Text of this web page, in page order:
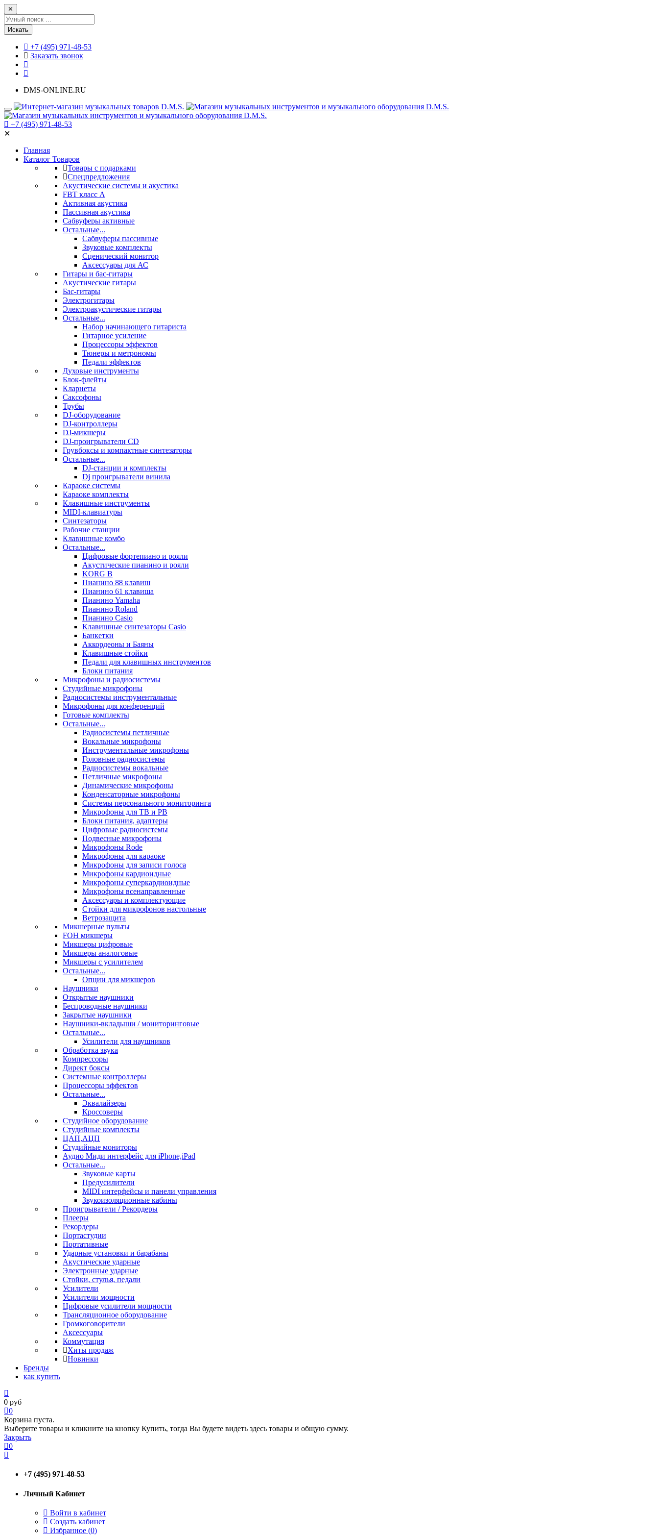
✕
Искать
+7 (495) 971-48-53
Заказать звонок
DMS-ONLINE.RU
+7 (495) 971-48-53
✕
Главная
Каталог Товаров
Товары с подарками
Спецпредложения
Акустические системы и акустика
FBT класс А
Активная акустика
Пассивная акустика
Сабвуферы активные
Остальные...
Сабвуферы пассивные
Звуковые комплекты
Сценический монитор
Аксессуары для АС
Гитары и бас-гитары
Акустические гитары
Бас-гитары
Электрогитары
Электроакустические гитары
Остальные...
Набор начинающего гитариста
Гитарное усиление
Процессоры эффектов
Тюнеры и метрономы
Педали эффектов
Духовые инструменты
Блок-флейты
Кларнеты
Саксофоны
Трубы
DJ-оборудование
DJ-контроллеры
DJ-микшеры
DJ-проигрыватели CD
Грувбоксы и компактные синтезаторы
Остальные...
DJ-станции и комплекты
Dj проигрыватели винила
Караоке системы
Караоке комплекты
Клавишные инструменты
MIDI-клавиатуры
Синтезаторы
Рабочие станции
Клавишные комбо
Остальные...
Цифровые фортепиано и рояли
Акустические пианино и рояли
KORG B
Пианино 88 клавиш
Пианино 61 клавиша
Пианино Yamaha
Пианино Roland
Пианино Casio
Клавишные синтезаторы Casio
Банкетки
Аккордеоны и Баяны
Клавишные стойки
Педали для клавишных инструментов
Блоки питания
Микрофоны и радиосистемы
Студийные микрофоны
Радиосистемы инструментальные
Микрофоны для конференций
Готовые комплекты
Остальные...
Радиосистемы петличные
Вокальные микрофоны
Инструментальные микрофоны
Головные радиосистемы
Радиосистемы вокальные
Петличные микрофоны
Динамические микрофоны
Конденсаторные микрофоны
Системы персонального мониторинга
Микрофоны для ТВ и РВ
Блоки питания, адаптеры
Цифровые радиосистемы
Подвесные микрофоны
Микрофоны Rode
Микрофоны для караоке
Микрофоны для записи голоса
Микрофоны кардиоидные
Микрофоны суперкардиоидные
Микрофоны всенаправленные
Аксессуары и комплектующие
Стойки для микрофонов настольные
Ветрозащита
Микшерные пульты
FOH микшеры
Микшеры цифровые
Микшеры аналоговые
Микшеры с усилителем
Остальные...
Опции для микшеров
Наушники
Открытые наушники
Беспроводные наушники
Закрытые наушники
Наушники-вкладыши / мониторинговые
Остальные...
Усилители для наушников
Обработка звука
Компрессоры
Директ боксы
Системные контроллеры
Процессоры эффектов
Остальные...
Эквалайзеры
Кроссоверы
Студийное оборудование
Студийные комплекты
ЦАП,АЦП
Студийные мониторы
Аудио Миди интерфейс для iPhone,iPad
Остальные...
Звуковые карты
Предусилители
MIDI интерфейсы и панели управления
Звукоизоляционные кабины
Проигрыватели / Рекордеры
Плееры
Рекордеры
Портастудии
Портативные
Ударные установки и барабаны
Акустические ударные
Электронные ударные
Стойки, стулья, педали
Усилители
Усилители мощности
Цифровые усилители мощности
Трансляционное оборудование
Громкоговорители
Аксессуары
Коммутация
Хиты продаж
Новинки
Бренды
как купить
0 руб
0
Корзина пуста.
Выберите товары и кликните на кнопку Купить, тогда Вы будете видеть здесь товары и общую сумму.
Закрыть
0
+7 (495) 971-48-53
Личный Кабинет
Войти в кабинет
Создать кабинет
Избранное (0)